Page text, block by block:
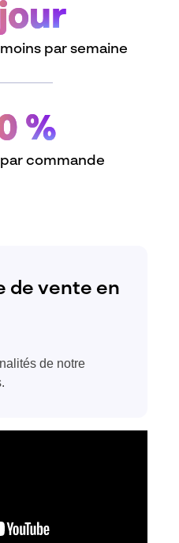
par semaine
%
commande
de vente en
de notre